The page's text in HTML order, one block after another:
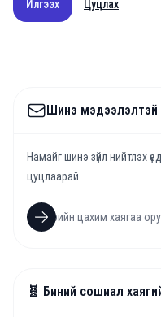
Илгээх Цуцлах
Шинэ мэдээлэлтэй
Намайг шинэ зүйл нийтлэх
цуцлаарай.
🧬 Биний сошиал